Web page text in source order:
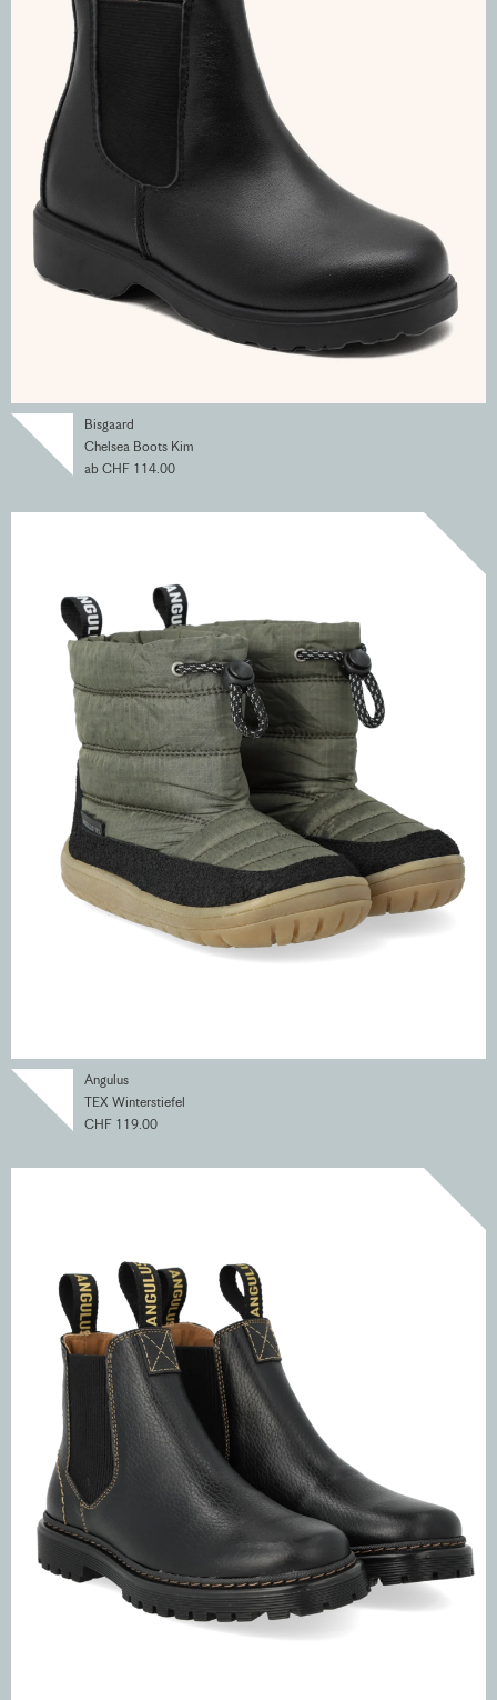
Bisgaard
Chelsea Boots Kim
ab CHF 114.00
Angulus
TEX Winterstiefel
CHF 119.00